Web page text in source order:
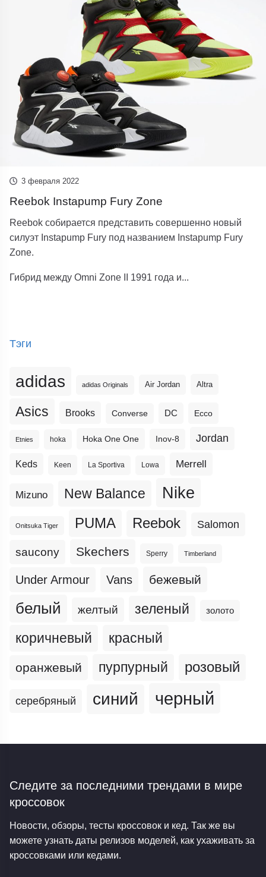
3 февраля 2022
Reebok Instapump Fury Zone
Reebok собирается представить совершенно новый
силуэт Instapump Fury под названием Instapump Fury
Zone.
Гибрид между Omni Zone II 1991 года и...
Тэги
adidas adidas Originals Air Jordan Altra
Asics Brooks Converse DC Ecco
Etnies hoka Hoka One One Inov-8 Jordan
Keds Keen La Sportiva Lowa Merrell
Mizuno New Balance Nike
Onitsuka Tiger PUMA Reebok Salomon
saucony Skechers Sperry Timberland
Under Armour Vans бежевый
белый желтый зеленый золото
коричневый красный
оранжевый пурпурный розовый
серебряный синий черный
Следите за последними трендами в мире
кроссовок
Новости, обзоры, тесты кроссовок и кед. Так же вы
можете узнать даты релизов моделей, как ухаживать за
кроссовками или кедами.